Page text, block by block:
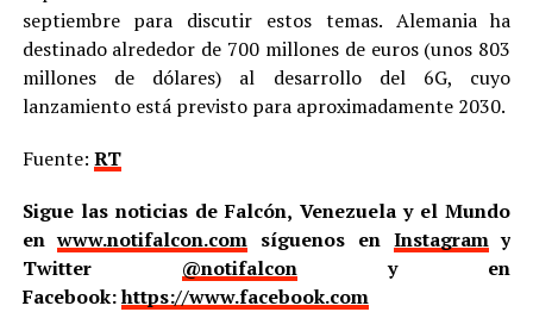
septiembre para discutir estos temas. Alemania ha
destinado alrededor de 700 millones de euros (unos 803
millones de dólares) al desarrollo del 6G, cuyo
lanzamiento está previsto para aproximadamente 2030.
Fuente: RT
Sigue las noticias de Falcón, Venezuela y el Mundo
enwww.notifalcon.com síguenos en Instagramy
Twitter @notifalcony en
Facebook:https://www.facebook.com